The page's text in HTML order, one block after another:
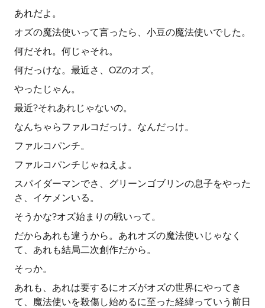
あれだよ。
オズの魔法使いって言ったら、小豆の魔法使いでした。
何だそれ。何じゃそれ。
何だっけな。最近さ、OZのオズ。
やったじゃん。
最近?それあれじゃないの。
なんちゃらファルコだっけ。なんだっけ。
ファルコパンチ。
ファルコパンチじゃねえよ。
スパイダーマンでさ、グリーンゴブリンの息子をやった
さ、イケメンいる。
そうかな?オズ始まりの戦いって。
だからあれも違うから。あれオズの魔法使いじゃなく
て、あれも結局二次創作だから。
そっか。
あれも、あれは要するにオズがオズの世界にやってき
て、魔法使いを殺傷し始めるに至った経緯っていう前日